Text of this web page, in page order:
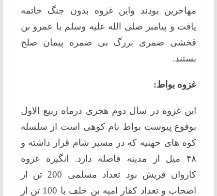
مهاجرین بودند واین غزوه بدون جنگ خاتمه
یافت و پیامبر صلی الله علیه وسلم با عمرو بن
قخشی ضمری بزرگ بی ضمره پیمان صلح
بستند.
غزوه بواط:
این غزوه در سال دوم هجری درماه ربیع الاول
بوقوع پیوست بواط نام کوهی است از سلسله
کوه های حهنیه که در مسیر شام قرار داشته و
۴۸ میل از مدینه فاصله دارد. انگیزه غزوه
کاروان قریش بود تعداد مسلمی 200 تن از
اصحاب و تعداد کفار امیه بن خلف با 100 تن از